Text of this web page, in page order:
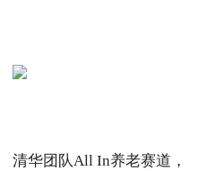
清华团队All In养老赛道，